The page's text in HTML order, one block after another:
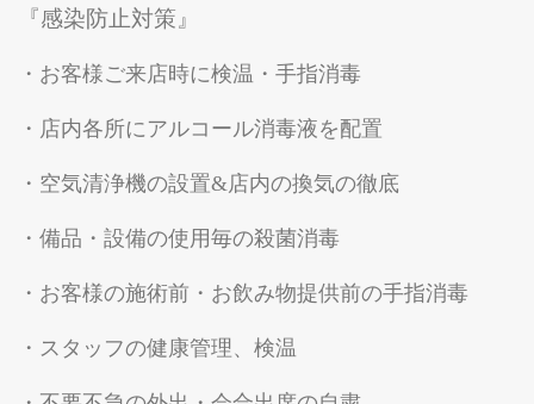
お問合せ
『感染防止対策』
・お客様ご来店時に検温・手指消毒
・店内各所にアルコール消毒液を配置
・空気清浄機の設置&店内の換気の徹底
・備品・設備の使用毎の殺菌消毒
・お客様の施術前・お飲み物提供前の手指消毒
・スタッフの健康管理、検温